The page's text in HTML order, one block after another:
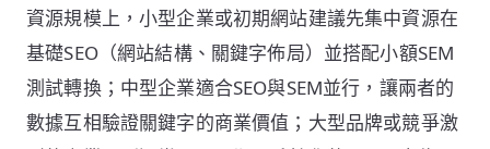
資源規模上，小型企業或初期網站建議先集中資源在
基礎SEO（網站結構、關鍵字佈局）並搭配小額SEM
測試轉換；中型企業適合SEO與SEM並行，讓兩者的
數據互相驗證關鍵字的商業價值；大型品牌或競爭激